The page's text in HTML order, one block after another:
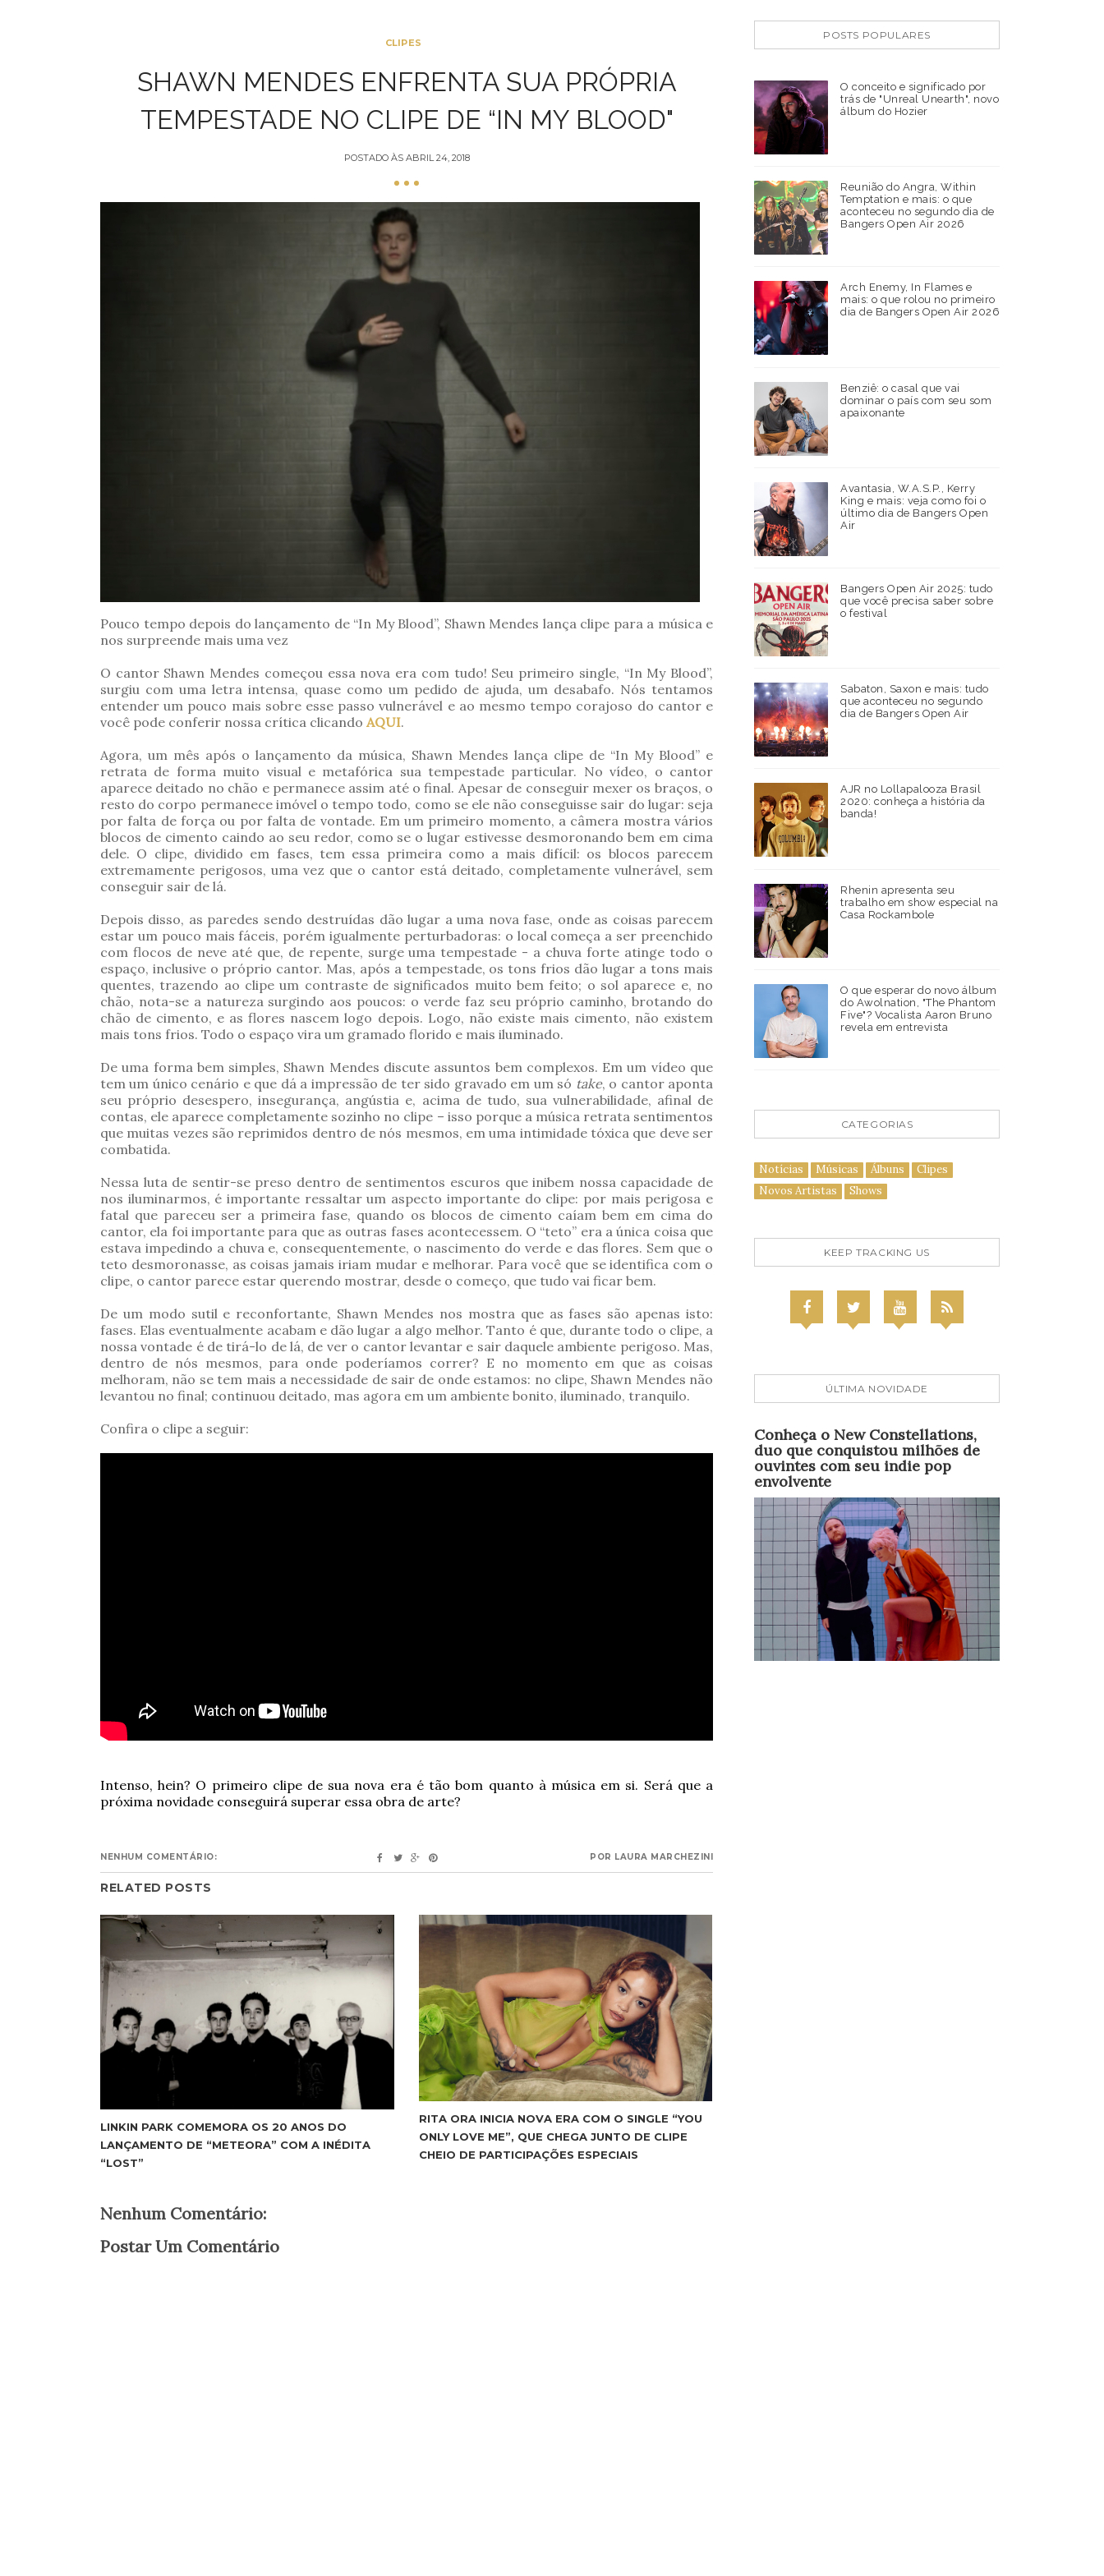
CLIPES
SHAWN MENDES ENFRENTA SUA PRÓPRIA
TEMPESTADE NO CLIPE DE “IN MY BLOOD"
POSTADO ÀS ABRIL 24, 2018
Pouco tempo depois do lançamento de “In My Blood”, Shawn Mendes lança clipe para a música e
nos surpreende mais uma vez
O cantor Shawn Mendes começou essa nova era com tudo! Seu primeiro single, “In My Blood”,
surgiu com uma letra intensa, quase como um pedido de ajuda, um desabafo. Nós tentamos
entender um pouco mais sobre esse passo vulnerável e ao mesmo tempo corajoso do cantor e
você pode conferir nossa crítica clicando AQUI.
Agora, um mês após o lançamento da música, Shawn Mendes lança clipe de “In My Blood” e
retrata de forma muito visual e metafórica sua tempestade particular. No vídeo, o cantor
aparece deitado no chão e permanece assim até o final. Apesar de conseguir mexer os braços, o
resto do corpo permanece imóvel o tempo todo, como se ele não conseguisse sair do lugar: seja
por falta de força ou por falta de vontade. Em um primeiro momento, a câmera mostra vários
blocos de cimento caindo ao seu redor, como se o lugar estivesse desmoronando bem em cima
dele. O clipe, dividido em fases, tem essa primeira como a mais difícil: os blocos parecem
extremamente perigosos, uma vez que o cantor está deitado, completamente vulnerável, sem
conseguir sair de lá.
Depois disso, as paredes sendo destruídas dão lugar a uma nova fase, onde as coisas parecem
estar um pouco mais fáceis, porém igualmente perturbadoras: o local começa a ser preenchido
com flocos de neve até que, de repente, surge uma tempestade - a chuva forte atinge todo o
espaço, inclusive o próprio cantor. Mas, após a tempestade, os tons frios dão lugar a tons mais
quentes, trazendo ao clipe um contraste de significados muito bem feito; o sol aparece e, no
chão, nota-se a natureza surgindo aos poucos: o verde faz seu próprio caminho, brotando do
chão de cimento, e as flores nascem logo depois. Logo, não existe mais cimento, não existem
mais tons frios. Todo o espaço vira um gramado florido e mais iluminado.
De uma forma bem simples, Shawn Mendes discute assuntos bem complexos. Em um vídeo que
tem um único cenário e que dá a impressão de ter sido gravado em um só take, o cantor aponta
seu próprio desespero, insegurança, angústia e, acima de tudo, sua vulnerabilidade, afinal de
contas, ele aparece completamente sozinho no clipe – isso porque a música retrata sentimentos
que muitas vezes são reprimidos dentro de nós mesmos, em uma intimidade tóxica que deve ser
combatida.
Nessa luta de sentir-se preso dentro de sentimentos escuros que inibem nossa capacidade de
nos iluminarmos, é importante ressaltar um aspecto importante do clipe: por mais perigosa e
fatal que pareceu ser a primeira fase, quando os blocos de cimento caíam bem em cima do
cantor, ela foi importante para que as outras fases acontecessem. O “teto” era a única coisa que
estava impedindo a chuva e, consequentemente, o nascimento do verde e das flores. Sem que o
teto desmoronasse, as coisas jamais iriam mudar e melhorar. Para você que se identifica com o
clipe, o cantor parece estar querendo mostrar, desde o começo, que tudo vai ficar bem.
De um modo sutil e reconfortante, Shawn Mendes nos mostra que as fases são apenas isto:
fases. Elas eventualmente acabam e dão lugar a algo melhor. Tanto é que, durante todo o clipe, a
nossa vontade é de tirá-lo de lá, de ver o cantor levantar e sair daquele ambiente perigoso. Mas,
dentro de nós mesmos, para onde poderíamos correr? E no momento em que as coisas
melhoram, não se tem mais a necessidade de sair de onde estamos: no clipe, Shawn Mendes não
levantou no final; continuou deitado, mas agora em um ambiente bonito, iluminado, tranquilo.
Confira o clipe a seguir:
Intenso, hein? O primeiro clipe de sua nova era é tão bom quanto à música em si. Será que a
próxima novidade conseguirá superar essa obra de arte?
NENHUM COMENTÁRIO: POR LAURA MARCHEZINI
RELATED POSTS
LINKIN PARK COMEMORA OS 20 ANOS DO
LANÇAMENTO DE “METEORA” COM A INÉDITA
“LOST”
RITA ORA INICIA NOVA ERA COM O SINGLE “YOU
ONLY LOVE ME”, QUE CHEGA JUNTO DE CLIPE
CHEIO DE PARTICIPAÇÕES ESPECIAIS
Nenhum Comentário:
Postar Um Comentário
POSTS POPULARES
O conceito e significado por
trás de "Unreal Unearth", novo
álbum do Hozier
Reunião do Angra, Within
Temptation e mais: o que
aconteceu no segundo dia de
Bangers Open Air 2026
Arch Enemy, In Flames e
mais: o que rolou no primeiro
dia de Bangers Open Air 2026
Benziê: o casal que vai
dominar o país com seu som
apaixonante
Avantasia, W.A.S.P., Kerry
King e mais: veja como foi o
último dia de Bangers Open
Air
Bangers Open Air 2025: tudo
que você precisa saber sobre
o festival
Sabaton, Saxon e mais: tudo
que aconteceu no segundo
dia de Bangers Open Air
AJR no Lollapalooza Brasil
2020: conheça a história da
banda!
Rhenin apresenta seu
trabalho em show especial na
Casa Rockambole
O que esperar do novo álbum
do Awolnation, "The Phantom
Five"? Vocalista Aaron Bruno
revela em entrevista
CATEGORIAS
Notícias Músicas Álbuns
Clipes
Novos Artistas
Shows
KEEP TRACKING US
ÚLTIMA NOVIDADE
Conheça o New Constellations,
duo que conquistou milhões de
ouvintes com seu indie pop
envolvente